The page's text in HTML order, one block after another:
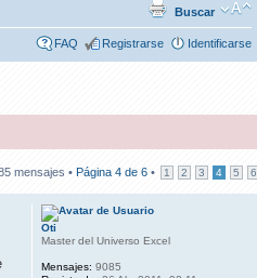
Buscar
FAQ Registrarse Identificarse
mensajes • Página 4 de 6 • 1 2 3 4 5 6
Oti
Master del Universo Excel
Mensajes: 9085